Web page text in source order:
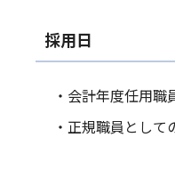
採用日
・会計年度任用
・正規職員と